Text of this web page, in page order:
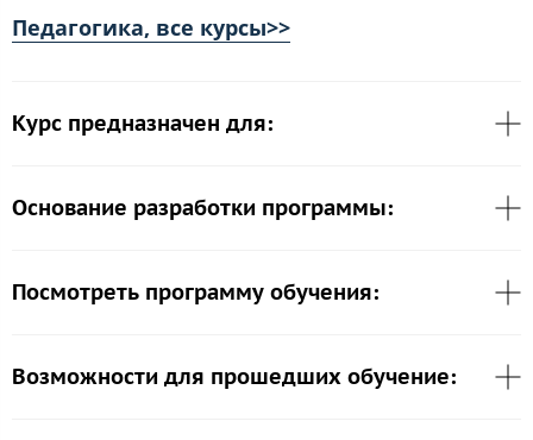
Педагогика, все курсы>>
Курс предназначен для:
Основание разработки программы:
Посмотреть программу обучения:
Возможности для прошедших обучение: